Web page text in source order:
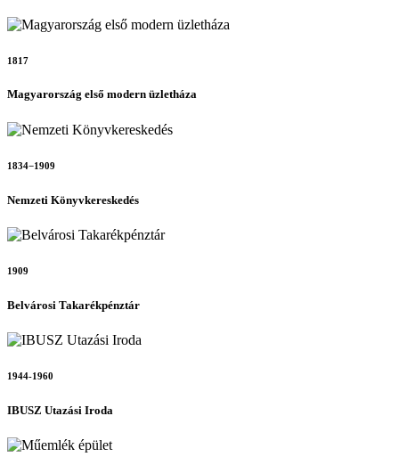
1817
Magyarország első modern üzletháza
1834−1909
Nemzeti Könyvkereskedés
1909
Belvárosi Takarékpénztár
1944-1960
IBUSZ Utazási Iroda